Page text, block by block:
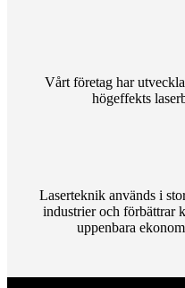
Vårt företag har
högeffekts
Laserteknik används i
industrier och förbättrar
uppenbara